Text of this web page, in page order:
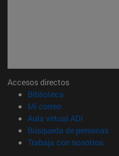
Accesos directos
Biblioteca
Mi correo(abre en nueva
Aula virtual ADI
Búsqueda de personas
Trabaja con nosotros